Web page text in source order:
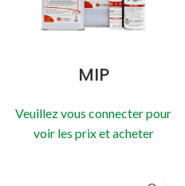
MIP
Veuillez vous connecter pour
voir les prix et acheter